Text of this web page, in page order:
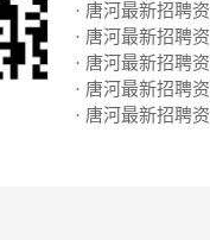
· 唐河最新招聘
· 唐河最新招聘
· 唐河最新招聘
· 唐河最新招聘
· 唐河最新招聘